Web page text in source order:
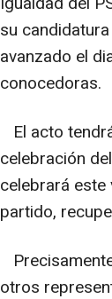
su
avanzado el
conocedoras.
El acto
celebración
celebrará este
partido,
otros